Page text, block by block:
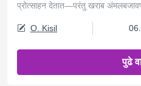
प्रोत्साहन देतात—परंतु खराब
O. Kisil
पुढे